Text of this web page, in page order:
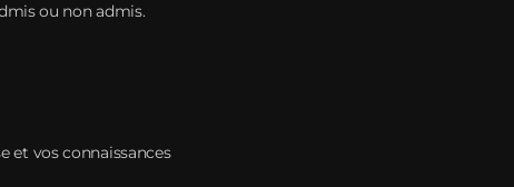
ou non admis.
et vos connaissances